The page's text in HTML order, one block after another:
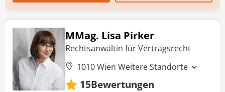
MMag. Lisa Pirker
Rechtsanwältin für Vertragsrecht
1010 Wien Weitere Standorte
15Bewertungen